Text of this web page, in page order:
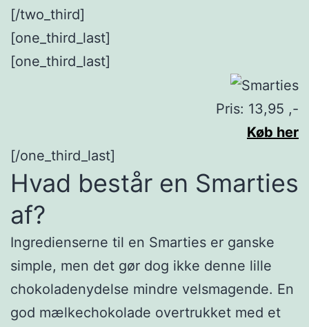
[/two_third]
[one_third_last]
[one_third_last]
Pris: 13,95 ,-
Køb her
[/one_third_last]
Hvad består en Smarties
af?
Ingredienserne til en Smarties er ganske
simple, men det gør dog ikke denne lille
chokoladenydelse mindre velsmagende. En
god mælkechokolade overtrukket med et